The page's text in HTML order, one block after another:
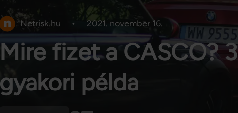
Netrisk.hu • 2021. november 16.
Mire fizet a CASCO? 3
gyakori példa